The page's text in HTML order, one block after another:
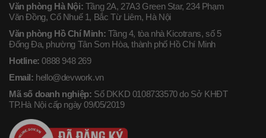
Văn phòng Hà Nội: Tầng 2A, 27A3 Green Star, 234 Phạm
Văn Đồng, Cổ Nhuế 1, Bắc Từ Liêm, Hà Nội
Văn phòng Hồ Chí Minh: Tầng 4, tòa nhà Kicotrans, số 5
Đống Đa, phường Tân Sơn Hòa, thành phố Hồ Chí Minh
Hotline: 0888 948 269
Email: hello@devwork.vn
Mã số doanh nghiệp: Số DKKD 0108733570 do Sở KHĐT
TP.Hà Nội cấp ngày 09/05/2019